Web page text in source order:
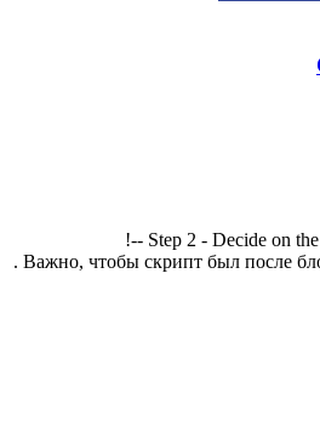
!-- Step 2 - Decide on
. Важно, чтобы скрипт был после